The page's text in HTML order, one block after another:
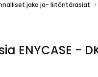
jako ja- liitäntärasiat
ENYCASE -